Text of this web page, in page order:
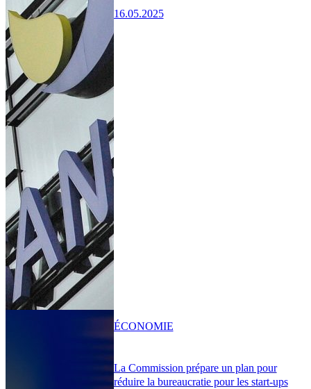
16.05.2025
La Commission prépare un plan pour
réduire la bureaucratie pour les start-ups
ÉCONOMIE